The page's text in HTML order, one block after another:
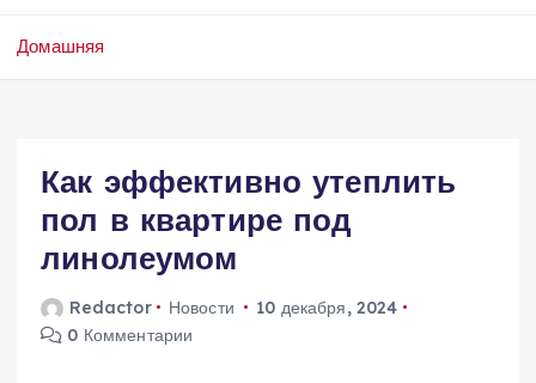
Домашняя
Как эффективно утеплить
пол в квартире под
линолеумом
Redactor Новости
10 декабря, 2024
0 Комментарии